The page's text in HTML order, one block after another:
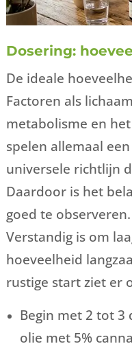
Dosering:
De ideale
Factoren als
metabolisme en
spelen allemaal
universele richtlijn
Daardoor is het
goed te observeren.
Verstandig is om
hoeveelheid
rustige start ziet er
Begin met 2 tot 3
olie met 5%